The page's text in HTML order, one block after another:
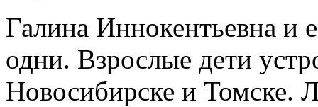
Галина Иннокентьевна и
одни. Взрослые дети
Новосибирске и Томске.